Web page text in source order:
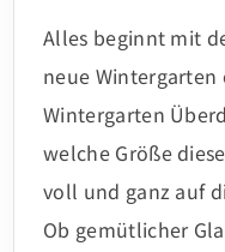
Alles beginnt mit
neue Wintergarten
Wintergarten
welche Größe
voll und ganz auf
Ob gemütlicher